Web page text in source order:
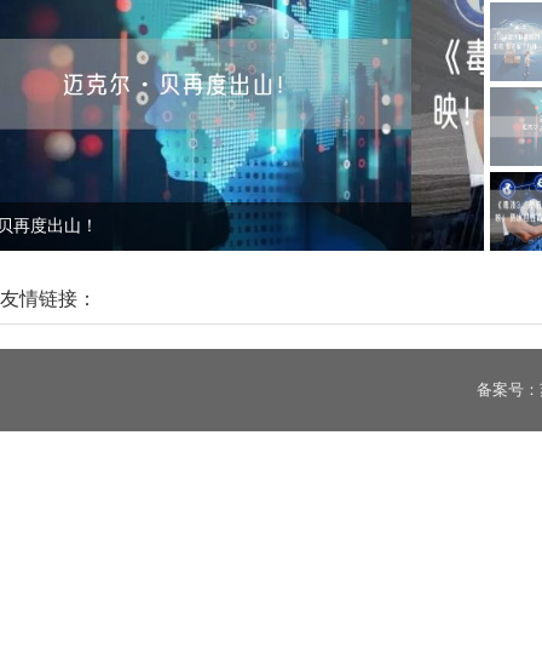
《毒液3：最后一舞》10月23日上映！贾冰担任毒液中文配音！
体糊弄
友情链接：
备案号：